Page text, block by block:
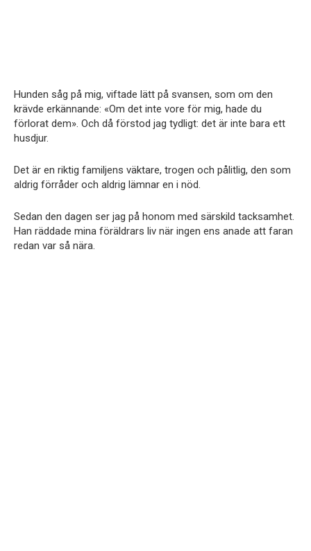
Hunden såg på mig, viftade lätt på svansen, som om den
krävde erkännande: «Om det inte vore för mig, hade du
förlorat dem». Och då förstod jag tydligt: det är inte bara ett
husdjur.
Det är en riktig familjens väktare, trogen och pålitlig, den som
aldrig förråder och aldrig lämnar en i nöd.
Sedan den dagen ser jag på honom med särskild tacksamhet.
Han räddade mina föräldrars liv när ingen ens anade att faran
redan var så nära.